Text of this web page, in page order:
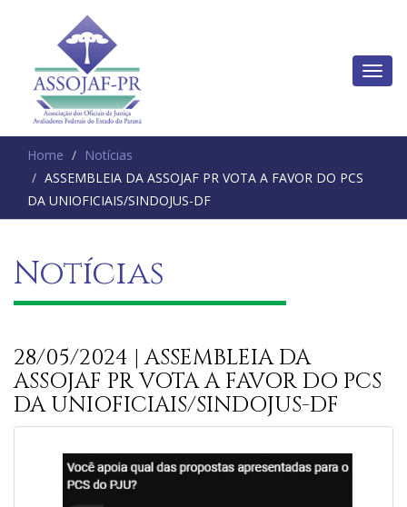
Home
Notícias
ASSEMBLEIA DA ASSOJAF PR VOTA A FAVOR DO PCS
DA UNIOFICIAIS/SINDOJUS-DF
Notícias
28/05/2024 | ASSEMBLEIA DA
ASSOJAF PR VOTA A FAVOR DO PCS
DA UNIOFICIAIS/SINDOJUS-DF